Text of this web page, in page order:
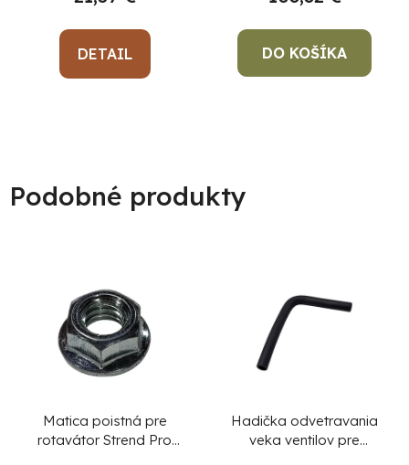
DETAIL DO KOŠÍKA
Podobné produkty
Matica poistná pre
rotavátor Strend Pro
Hadička odvetravania
veka ventilov pre